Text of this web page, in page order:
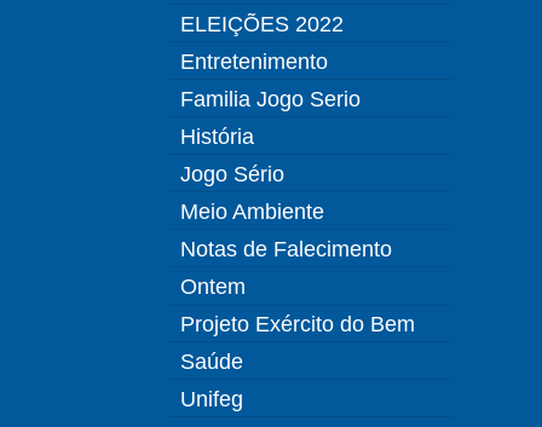
ELEIÇÕES 2022
Entretenimento
Familia Jogo Serio
História
Jogo Sério
Meio Ambiente
Notas de Falecimento
Ontem
Projeto Exército do Bem
Saúde
Unifeg